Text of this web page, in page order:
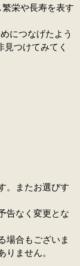
栄や長寿を表す
につなげたよう
つけてみてく
。またお選びす
告なく変更とな
場合もございま
ません。